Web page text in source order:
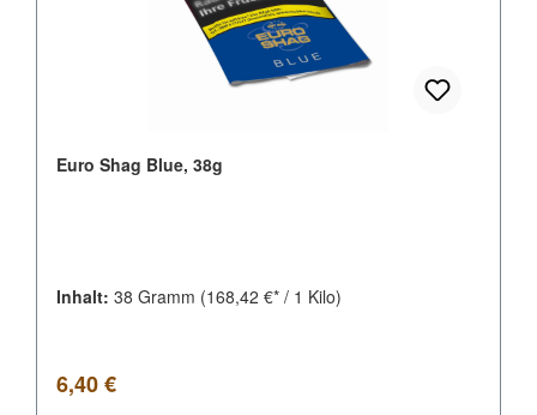
Euro Shag Blue, 38g
Inhalt: 38 Gramm (168,42 €* / 1 Kilo)
Regulärer Preis:
6,40 €